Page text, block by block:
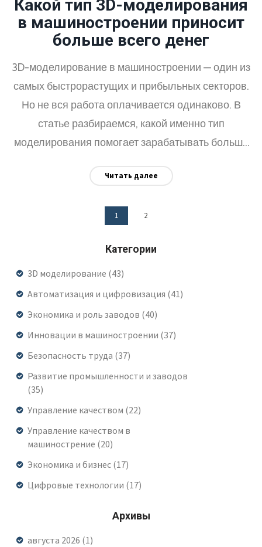
Какой тип 3D-моделирования
в машиностроении приносит
больше всего денег
3D-моделирование в машиностроении — один из
самых быстрорастущих и прибыльных секторов.
Но не вся работа оплачивается одинаково. В
статье разбираемся, какой именно тип
моделирования помогает зарабатывать больше
направления, реальные ставки, а также фишки,
сложных терминов — простым языком и только с
Читать далее
1 2
Категории
3D моделирование (43)
Автоматизация и цифровизация (41)
Экономика и роль заводов (40)
Инновации в машиностроении (37)
Безопасность труда (37)
Развитие промышленности и заводов
(35)
Управление качеством (22)
Управление качеством в
машинострение (20)
Экономика и бизнес (17)
Цифровые технологии (17)
Архивы
августа 2026 (1)